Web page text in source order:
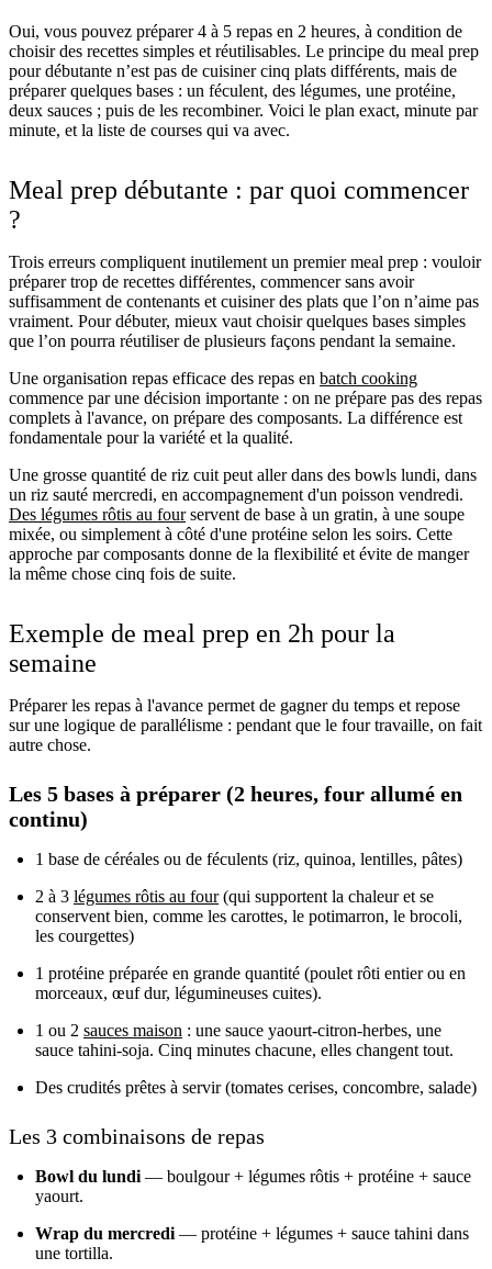
Oui, vous pouvez préparer 4 à 5 repas en 2 heures, à condition de
choisir des recettes simples et réutilisables. Le principe du meal prep
pour débutante n’est pas de cuisiner cinq plats différents, mais de
préparer quelques bases : un féculent, des légumes, une protéine,
deux sauces ; puis de les recombiner. Voici le plan exact, minute par
minute, et la liste de courses qui va avec.
Meal prep débutante : par quoi commencer
?
Trois erreurs compliquent inutilement un premier meal prep : vouloir
préparer trop de recettes différentes, commencer sans avoir
suffisamment de contenants et cuisiner des plats que l’on n’aime pas
vraiment. Pour débuter, mieux vaut choisir quelques bases simples
que l’on pourra réutiliser de plusieurs façons pendant la semaine.
Une organisation repas efficace des repas en batch cooking
commence par une décision importante : on ne prépare pas des repas
complets à l'avance, on prépare des composants. La différence est
fondamentale pour la variété et la qualité.
Une grosse quantité de riz cuit peut aller dans des bowls lundi, dans
un riz sauté mercredi, en accompagnement d'un poisson vendredi.
Des légumes rôtis au fourservent de base à un gratin, à une soupe
mixée, ou simplement à côté d'une protéine selon les soirs. Cette
approche par composants donne de la flexibilité et évite de manger
la même chose cinq fois de suite.
Exemple de meal prep en 2h pour la
semaine
Préparer les repas à l'avance permet de gagner du temps et repose
sur une logique de parallélisme : pendant que le four travaille, on fait
autre chose.
Les 5 bases à préparer (2 heures, four allumé en
continu)
1 base de céréales ou de féculents (riz, quinoa, lentilles, pâtes)
2 à 3 légumes rôtis au four(qui supportent la chaleur et se
conservent bien, comme les carottes, le potimarron, le brocoli,
les courgettes)
1 protéine préparée en grande quantité (poulet rôti entier ou en
morceaux, œuf dur, légumineuses cuites).
1 ou 2 sauces maison : une sauce yaourt-citron-herbes, une
sauce tahini-soja. Cinq minutes chacune, elles changent tout.
Des crudités prêtes à servir (tomates cerises, concombre, salade)
Les 3 combinaisons de repas
Bowl du lundi — boulgour + légumes rôtis + protéine + sauce
yaourt.
Wrap du mercredi — protéine + légumes + sauce tahini dans
une tortilla.